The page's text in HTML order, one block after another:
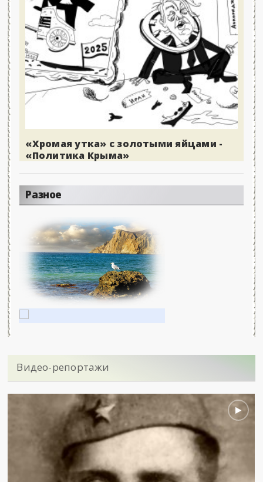
«Хромая утка» с золотыми яйцами -
«Политика Крыма»
Разное
Видео-репортажи